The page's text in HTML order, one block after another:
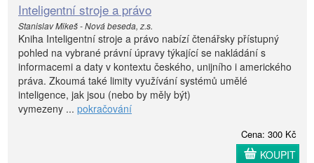
Inteligentní stroje a právo
Stanislav Mikeš - Nová beseda, z.s.
Kniha Inteligentní stroje a právo nabízí čtenářsky přístupný
pohled na vybrané právní úpravy týkající se nakládání s
informacemi a daty v kontextu českého, unijního i amerického
práva. Zkoumá také limity využívání systémů umělé
inteligence, jak jsou (nebo by měly být)
vymezeny ... pokračování
Cena: 300 Kč
KOUPIT